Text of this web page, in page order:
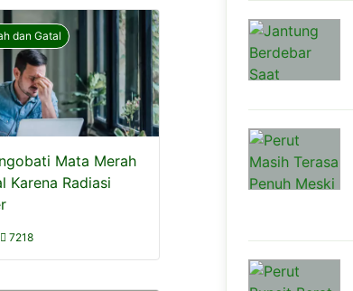
dan Gatal
Mata Merah
Karena Radiasi
7218